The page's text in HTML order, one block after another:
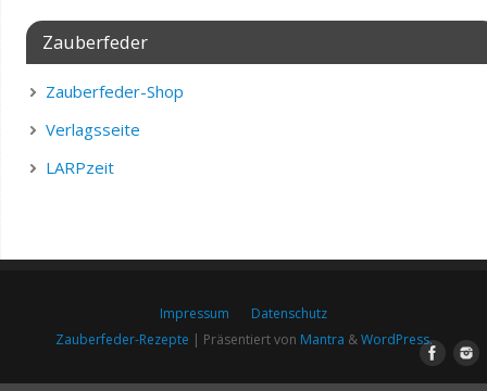
Zauberfeder
Zauberfeder-Shop
Verlagsseite
LARPzeit
Impressum
Datenschutz
Zauberfeder-Rezepte | Präsentiert von Mantra &WordPress.